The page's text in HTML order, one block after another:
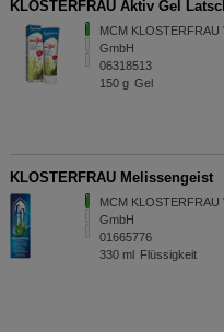
KLOSTERFRAU Aktiv Gel
MCM KLOSTERFRAU
GmbH
06318513
150 g Gel
KLOSTERFRAU Melissengeist
MCM KLOSTERFRAU
GmbH
01665776
330 ml Flüssigkeit